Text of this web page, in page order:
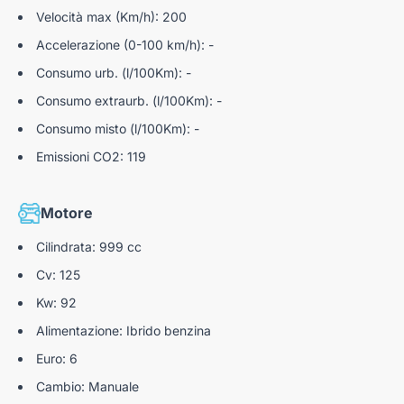
Velocità max (Km/h): 200
Accelerazione (0-100 km/h): -
Consumo urb. (l/100Km): -
Consumo extraurb. (l/100Km): -
Consumo misto (l/100Km): -
Emissioni CO2: 119
Motore
Cilindrata: 999 cc
Cv: 125
Kw: 92
Alimentazione: Ibrido benzina
Euro: 6
Cambio: Manuale